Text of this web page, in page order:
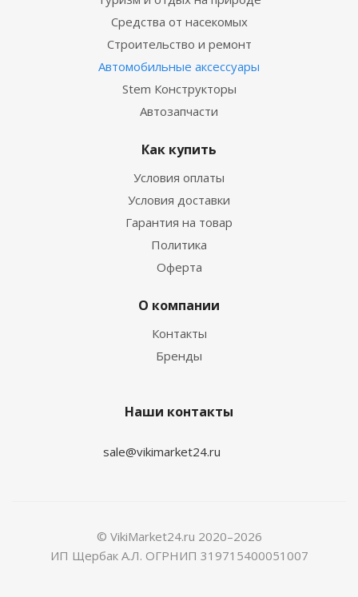
Средства от насекомых
Строительство и ремонт
Автомобильные аксессуары
Stem Конструкторы
Автозапчасти
Как купить
Условия оплаты
Условия доставки
Гарантия на товар
Политика
Оферта
О компании
Контакты
Бренды
Наши контакты
sale@vikimarket24.ru
© VikiMarket24.ru 2020–2026
ИП Щербак А.Л. ОГРНИП 319715400051007